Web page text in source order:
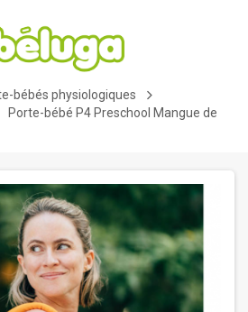
bébés physiologiques
Porte-bébé P4 Preschool Mangue de